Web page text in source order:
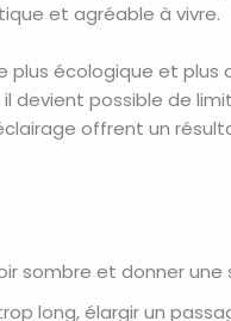
et agréable à vivre.
plus écologique et
devient possible de
offrent un
sombre et donner une
long, élargir un